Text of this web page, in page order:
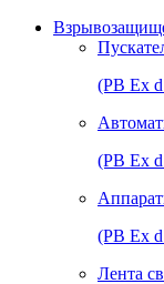
(РВ Ex
(РВ Ex
(РВ Ex
Лента